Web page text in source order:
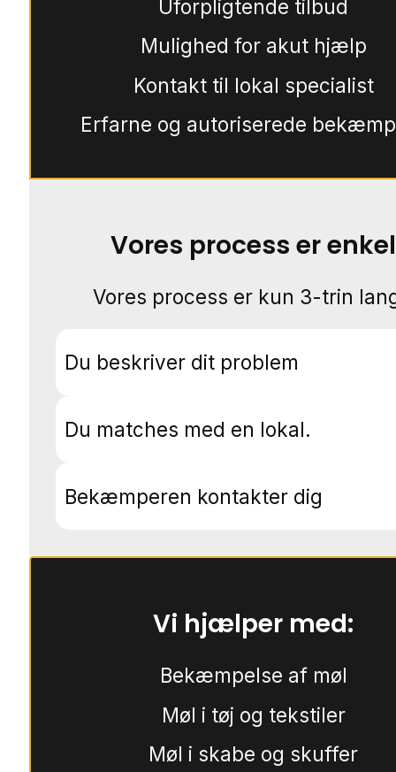
Uforpligtende tilbud
Mulighed for akut hjælp
Kontakt til lokal specialist
Erfarne og autoriserede
Vores process er enkel
Vores process er kun 3-trin
Du beskriver dit problem
Du matches med en lokal.
Bekæmperen kontakter dig
Vi hjælper med:
Bekæmpelse af møl
Møl i tøj og tekstiler
Møl i skabe og skuffer